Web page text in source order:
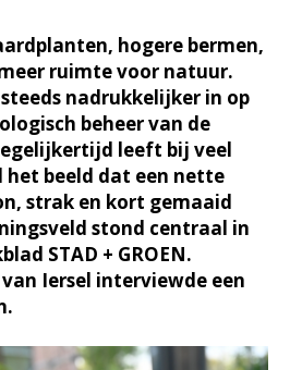
hogere bermen,
ruimte voor natuur.
nadrukkelijker in op
beheer van de
leeft bij veel
beeld dat een nette
strak en kort gemaaid
stond centraal in
STAD + GROEN.
Iersel interviewde een